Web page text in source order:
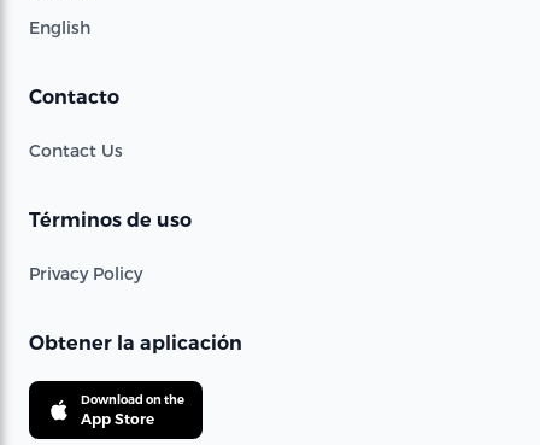
English
Contacto
Contact Us
Términos de uso
Privacy Policy
Obtener la aplicación
Download on the
App Store